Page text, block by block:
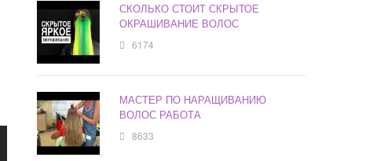
СКОЛЬКО СТОИТ СКРЫТОЕ
ОКРАШИВАНИЕ ВОЛОС
6174
МАСТЕР ПО НАРАЩИВАНИЮ
ВОЛОС РАБОТА
8633